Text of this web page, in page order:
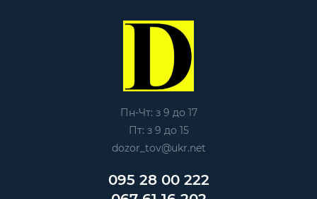
Пн-Чт: з 9 до 17
Пт: з 9 до 15
dozor_tov@ukr.net
095 28 00 222